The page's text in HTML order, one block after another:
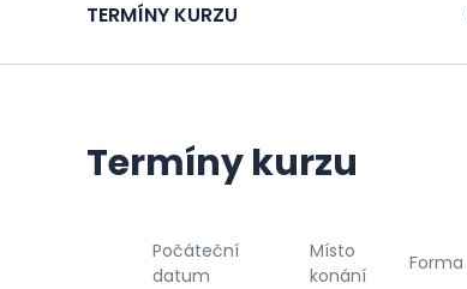
TERMÍNY KURZU
Termíny kurzu
Počáteční
datum
Místo
konání
Forma